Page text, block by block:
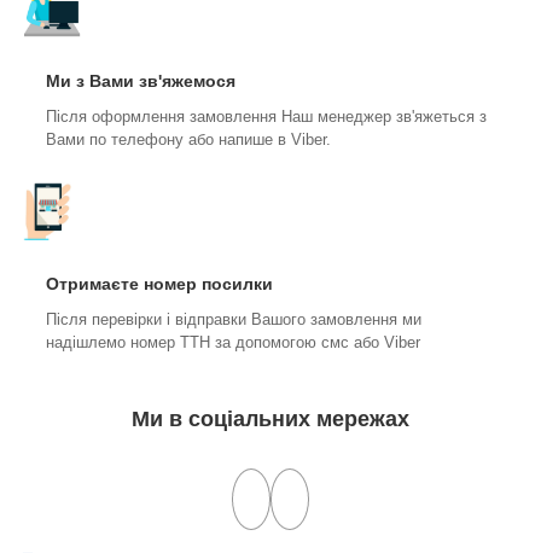
Ми з Вами зв'яжемося
Після оформлення замовлення Наш менеджер зв'яжеться з
Вами по телефону або напише в Viber.
Отримаєте номер посилки
Після перевірки і відправки Вашого замовлення ми
надішлемо номер ТТН за допомогою смс або Viber
Ми в соціальних мережах